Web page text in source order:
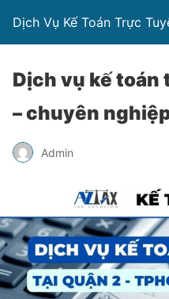
Dịch Vụ Kế Toán Trực
Dịch vụ kế toán
– chuyên
Admin